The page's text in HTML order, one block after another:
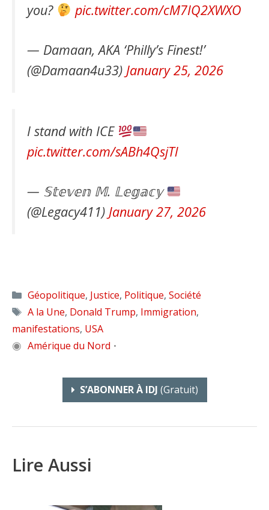
you?
pic.twitter.com/cM7IQ2XWXO
— Damaan, AKA ‘Philly’s Finest!’
(@Damaan4u33) January 25, 2026
I stand with ICE
pic.twitter.com/sABh4QsjTl
— 𝕊𝕥𝕖𝕧𝕖𝕟 𝕄. 𝕃𝕖𝕘𝕒𝕔𝕪
(@Legacy411) January 27, 2026
Catégories
Géopolitique, Justice, Politique, Société
Étiquettes
A la Une, Donald Trump, Immigration,
manifestations, USA
◉ Amérique du Nord •
S’ABONNER À IDJ (gratuit)
Lire Aussi